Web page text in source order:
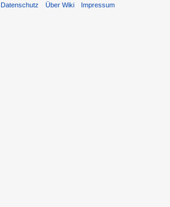
Datenschutz Über Wiki Impressum